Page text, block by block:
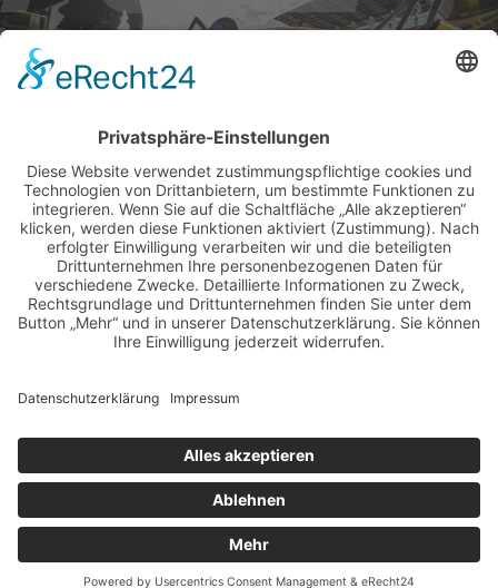
BILDER & VIDEOS
ALLE NEWS PER E-MAIL
Impressum Datenschutz